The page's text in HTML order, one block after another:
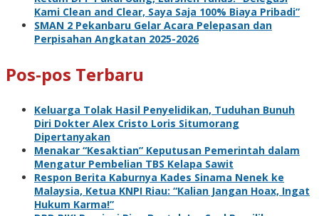
Kami Clean and Clear, Saya Saja 100% Biaya Pribadi”
SMAN 2 Pekanbaru Gelar Acara Pelepasan dan
Perpisahan Angkatan 2025-2026
Pos-pos Terbaru
Keluarga Tolak Hasil Penyelidikan, Tuduhan Bunuh
Diri Dokter Alex Cristo Loris Situmorang
Dipertanyakan
Menakar “Kesaktian” Keputusan Pemerintah dalam
Mengatur Pembelian TBS Kelapa Sawit
Respon Berita Kaburnya Kades Sinama Nenek ke
Malaysia, Ketua KNPI Riau: “Kalian Jangan Hoax, Ingat
Hukum Karma!”